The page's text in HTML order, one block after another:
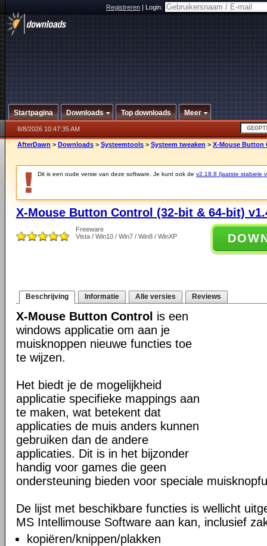
Registreren|Login:
Startpagina Downloads Top downloads Meer
8/8/2026 10:47:35 AM
AfterDawn > Downloads > Systeemtools > Systeem tweaken > X-Mouse Button
Dit is een oude versie van deze software. Je kunt ook de v2.18.8 (laatste stabiele
X-Mouse Button Control (32-bit & 64-bit)
Freeware
Vista / Win10 / Win7 / Win8 / WinXP
Beschrijving Informatie Alle versies Reviews
X-Mouse Button Control is een
windows applicatie om aan je
muisknoppen nieuwe functies toe
te wijzen.
Het biedt je de mogelijkheid
applicatie specifieke mappings aan
te maken, wat betekent dat
applicaties de muis anders kunnen
gebruiken dan de andere
applicaties. Dit is in het bijzonder
handig voor games die geen
ondersteuning bieden voor speciale
De lijst met beschikbare functies is wellicht
MS Intellimouse Software aan kan, inclusief
kopiëren/knippen/plakken